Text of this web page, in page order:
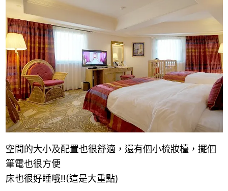
空間的大小及配置也很舒適，還有個小梳妝檯，擺個
筆電也很方便
床也很好睡哦!!(這是大重點)